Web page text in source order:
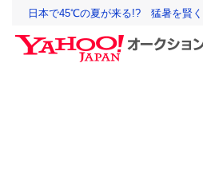
日本で45℃の夏が来る!? 猛暑を賢く